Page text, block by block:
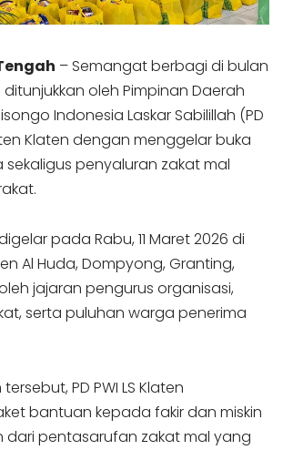
– Semangat berbagi di bulan
oleh Pimpinan Daerah
Indonesia Laskar Sabilillah (PD
Klaten dengan menggelar buka
penyaluran zakat mal
pada Rabu, 11 Maret 2026 di
Al Huda, Dompyong, Granting,
jajaran pengurus organisasi,
serta puluhan warga penerima
PD PWI LS Klaten
bantuan kepada fakir dan miskin
pentasarufan zakat mal yang